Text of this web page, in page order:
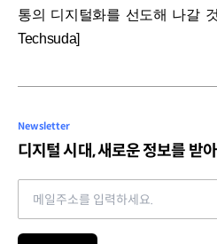
통의 디지털화를 선도해 나갈
Techsuda]
Newsletter
디지털 시대, 새로운 정보를 받